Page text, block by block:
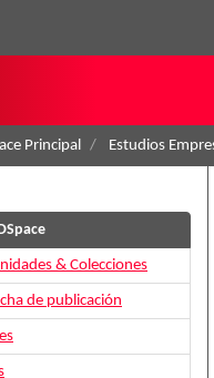
Principal Estudios
& Colecciones
de publicación